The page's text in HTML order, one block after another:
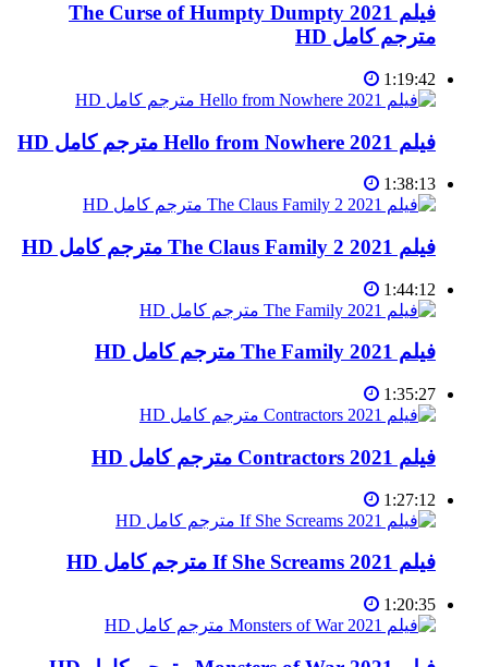
فيلم The Curse of Humpty Dumpty 2021
مترجم كامل HD
1:19:42
فيلم Hello from Nowhere 2021 مترجم كامل HD
1:38:13
فيلم The Claus Family 2 2021 مترجم كامل HD
1:44:12
فيلم The Family 2021 مترجم كامل HD
1:35:27
فيلم Contractors 2021 مترجم كامل HD
1:27:12
فيلم If She Screams 2021 مترجم كامل HD
1:20:35